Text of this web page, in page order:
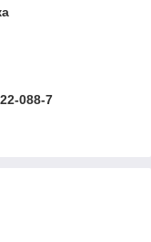
088-7